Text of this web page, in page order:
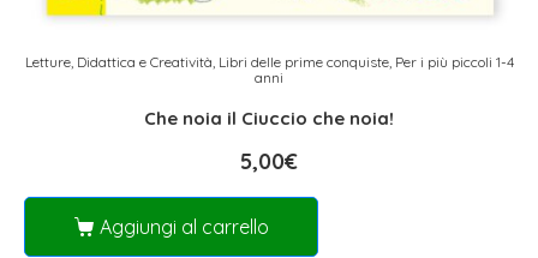
Letture, Didattica e Creatività Libri delle prime conquiste, Per i più piccoli 1-4
anni
Che noia il Ciuccio che noia!
5,00€
Aggiungi al carrello